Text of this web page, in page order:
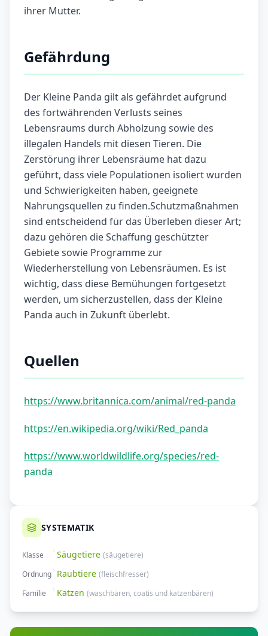
ihrer Mutter.
Gefährdung
Der Kleine Panda gilt als gefährdet aufgrund
des fortwährenden Verlusts seines
Lebensraums durch Abholzung sowie des
illegalen Handels mit diesen Tieren. Die
Zerstörung ihrer Lebensräume hat dazu
geführt, dass viele Populationen isoliert wurden
und Schwierigkeiten haben, geeignete
Nahrungsquellen zu finden.Schutzmaßnahmen
sind entscheidend für das Überleben dieser Art;
dazu gehören die Schaffung geschützter
Gebiete sowie Programme zur
Wiederherstellung von Lebensräumen. Es ist
wichtig, dass diese Bemühungen fortgesetzt
werden, um sicherzustellen, dass der Kleine
Panda auch in Zukunft überlebt.
Quellen
https://www.britannica.com/animal/red-panda
https://en.wikipedia.org/wiki/Red_panda
https://www.worldwildlife.org/species/red-
panda
SYSTEMATIK
Klasse Säugetiere (säugetiere)
Ordnung Raubtiere (fleischfresser)
Familie
Katzen (waschbären, coatis und katzenbären)